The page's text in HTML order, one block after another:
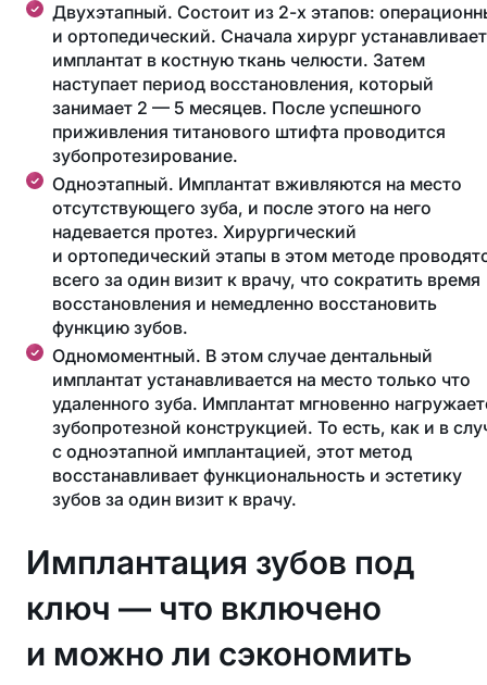
Двухэтапный. Состоит из 2-х этапов:
и ортопедический. Сначала хирург устанавливает
имплантат в костную ткань челюсти. Затем
наступает период восстановления, который
занимает 2 — 5 месяцев. После успешного
приживления титанового штифта проводится
зубопротезирование.
Одноэтапный. Имплантат вживляются на место
отсутствующего зуба, и после этого на него
надевается протез. Хирургический
и ортопедический этапы в этом методе
всего за один визит к врачу, что сократить время
восстановления и немедленно восстановить
функцию зубов.
Одномоментный. В этом случае дентальный
имплантат устанавливается на место только что
удаленного зуба. Имплантат мгновенно
зубопротезной конструкцией. То есть, как и в
с одноэтапной имплантацией, этот метод
восстанавливает функциональность и эстетику
зубов за один визит к врачу.
Имплантация зубов под
ключ — что включено
и можно ли сэкономить